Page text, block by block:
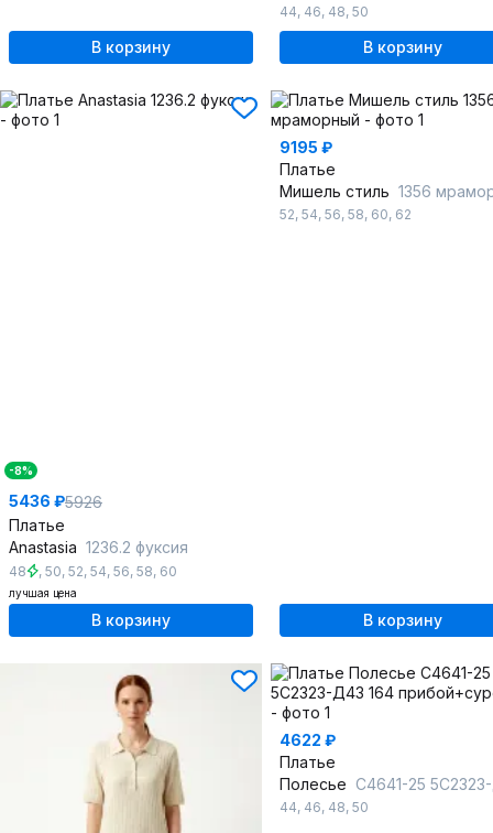
В корзину
44, 46, 48, 50
В корзину
-8%
5436 ₽5926
Платье
Anastasia 1236.2 фуксия
48 , 50, 52, 54, 56, 58, 60
лучшая цена
В корзину
9195 ₽
Платье
Мишель стиль 1356
52, 54, 56, 58, 60, 62
В корзину
4622 ₽
Платье
Полесье С4641-25 5С2323-Д43 164
44, 46, 48, 50